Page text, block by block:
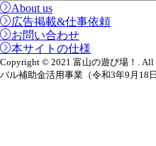
About us
広告掲載&仕事依頼
お問い合わせ
本サイトの仕様
Copyright © 2021 富山の遊び場！. All
バル補助金活用事業（令和3年9月18日